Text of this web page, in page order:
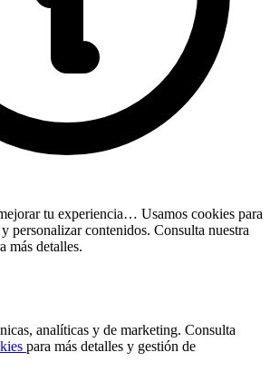
tu experiencia… Usamos cookies para
personalizar contenidos. Consulta nuestra
más detalles.
analíticas y de marketing. Consulta
para más detalles y gestión de